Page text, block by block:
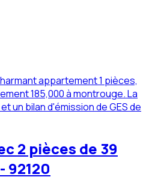
appartement 1 pièces,
185,000 à montrouge. La
un bilan d'émission de GES de
2 pièces de 39
92120